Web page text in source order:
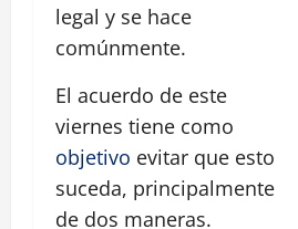
legal y se hace
comúnmente.
El acuerdo de este
viernes tiene como
objetivo evitar que esto
suceda, principalmente
de dos maneras.